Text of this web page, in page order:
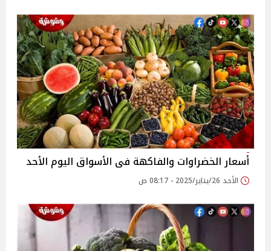
أسعار الخضراوات والفاكهة فى الأسواق‎‎ اليوم الأحد
الأحد 26/يناير/2025 - 08:17 ص